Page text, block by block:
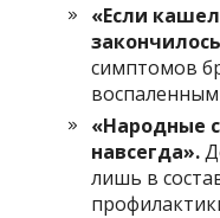
«Если
симптомов
«Народные
навсегда».
лишь в